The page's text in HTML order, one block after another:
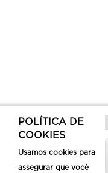
POLÍTICA DE
COOKIES
Usamos cookies para
assegurar que você